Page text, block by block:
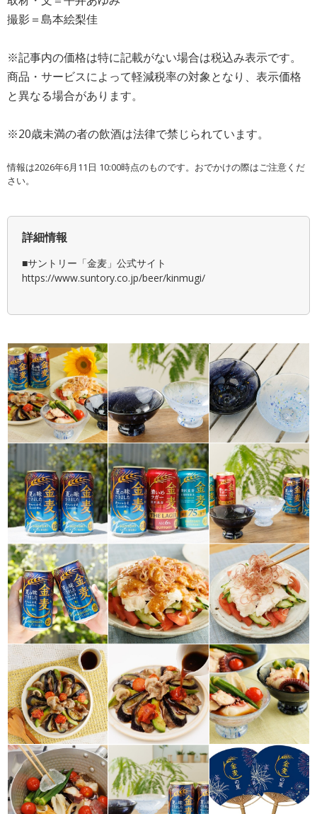
撮影＝島本絵梨佳
※記事内の価格は特に記載がない場合は税込み表示です。
商品・サービスによって軽減税率の対象となり、表示価格
と異なる場合があります。
※20歳未満の者の飲酒は法律で禁じられています。
情報は2026年6月11日 10:00時点のものです。おでかけの際はご注意くだ
さい。
詳細情報
■サントリー「金麦」公式サイト
https://www.suntory.co.jp/beer/kinmugi/